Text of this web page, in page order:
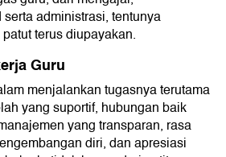
administrasi, tentunya
terus diupayakan.
Guru
menjalankan tugasnya terutama
yang suportif, hubungan baik
yang transparan, rasa
diri, dan apresiasi